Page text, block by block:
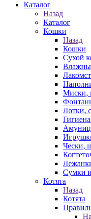
Каталог
Назад
Каталог
Кошки
Назад
Кошки
Сухой
Миски,
Лотки,
Чески,
Сумки
Котята
Назад
Котята